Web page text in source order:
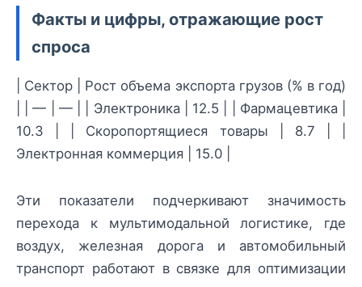
Факты и цифры, отражающие рост
спроса
| Сектор | Рост объема экспорта грузов (% в год)
| | — | — | | Электроника | 12.5 | | Фармацевтика |
10.3 | | Скоропортящиеся товары | 8.7 | |
Электронная коммерция | 15.0 |
Эти показатели подчеркивают значимость
перехода к мультимодальной логистике, где
воздух, железная дорога и автомобильный
транспорт работают в связке для оптимизации